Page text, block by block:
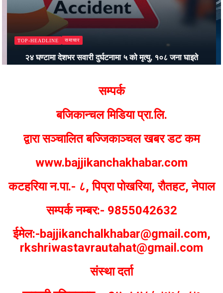
TOP-HEADLINE समाचार
२४ घण्टामा देशभर सवारी दुर्घटनामा ५ को मृत्यु, १०८ जना घाइते
सम्पर्क
बजिकान्चल मिडिया प्रा.लि.
द्वारा सञ्चालित बज्जिकाञ्चल खबर डट कम
www.bajjikanchakhabar.com
कटहरिया न.पा.- ८, पिप्रा पोखरिया, रौतहट, नेपाल
सम्पर्क नम्बर:- 9855042632
ईमेल:-bajjikanchalkhabar@gmail.com,
rkshriwastavrautahat@gmail.com
संस्था दर्ता